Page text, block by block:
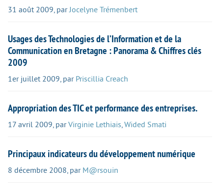
31 août 2009, parJocelyne Trémenbert
Usages des Technologies de l’Information et de la
Communication en Bretagne : Panorama & Chiffres clés
2009
1er juillet 2009, par Priscillia Creach
Appropriation des TIC et performance des entreprises.
17 avril 2009, parVirginie Lethiais,Wided Smati
Principaux indicateurs du développement numérique
8 décembre 2008, par M@rsouin